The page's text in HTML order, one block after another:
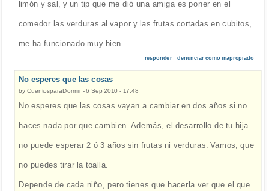
limón y sal, y un tip que me dió una amiga es poner en el
comedor las verduras al vapor y las frutas cortadas en cubitos,
me ha funcionado muy bien.
responder denunciar como inapropiado
No esperes que las cosas
by CuentosparaDormir -6 Sep 2010 - 17:48
No esperes que las cosas vayan a cambiar en dos años si no
haces nada por que cambien. Además, el desarrollo de tu hija
no puede esperar 2 ó 3 años sin frutas ni verduras. Vamos, que
no puedes tirar la toalla.
Depende de cada niño, pero tienes que hacerla ver que el que